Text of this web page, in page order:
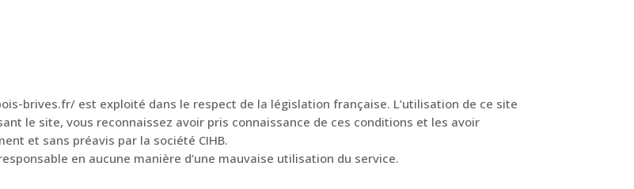
brives.fr/ est exploité dans le respect de la législation française. L’utilisation de ce site
le site, vous reconnaissez avoir pris connaissance de ces conditions et les avoir
et sans préavis par la société CIHB.
en aucune manière d’une mauvaise utilisation du service.